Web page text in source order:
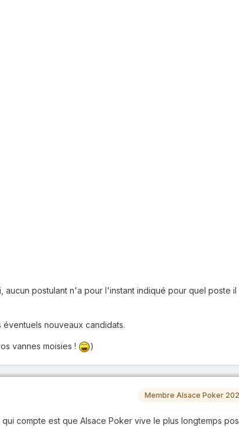
aucun postulant n'a pour l'instant indiqué pour quel poste il
nouveaux candidats.
vannes moisies ! )
Membre Alsace Poker
compte est que Alsace Poker vive le plus longtemps